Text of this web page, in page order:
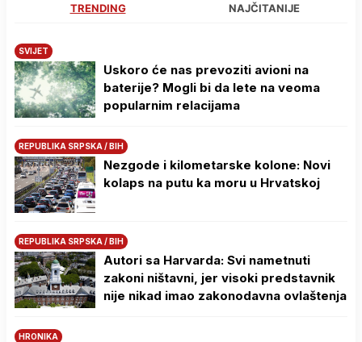
TRENDING NAJČITANIJE
SVIJET
Uskoro će nas prevoziti avioni na
baterije? Mogli bi da lete na veoma
popularnim relacijama
REPUBLIKA SRPSKA / BIH
Nezgode i kilometarske kolone: Novi
kolaps na putu ka moru u Hrvatskoj
REPUBLIKA SRPSKA / BIH
Autori sa Harvarda: Svi nametnuti
zakoni ništavni, jer visoki predstavnik
nije nikad imao zakonodavna ovlaštenja
HRONIKA